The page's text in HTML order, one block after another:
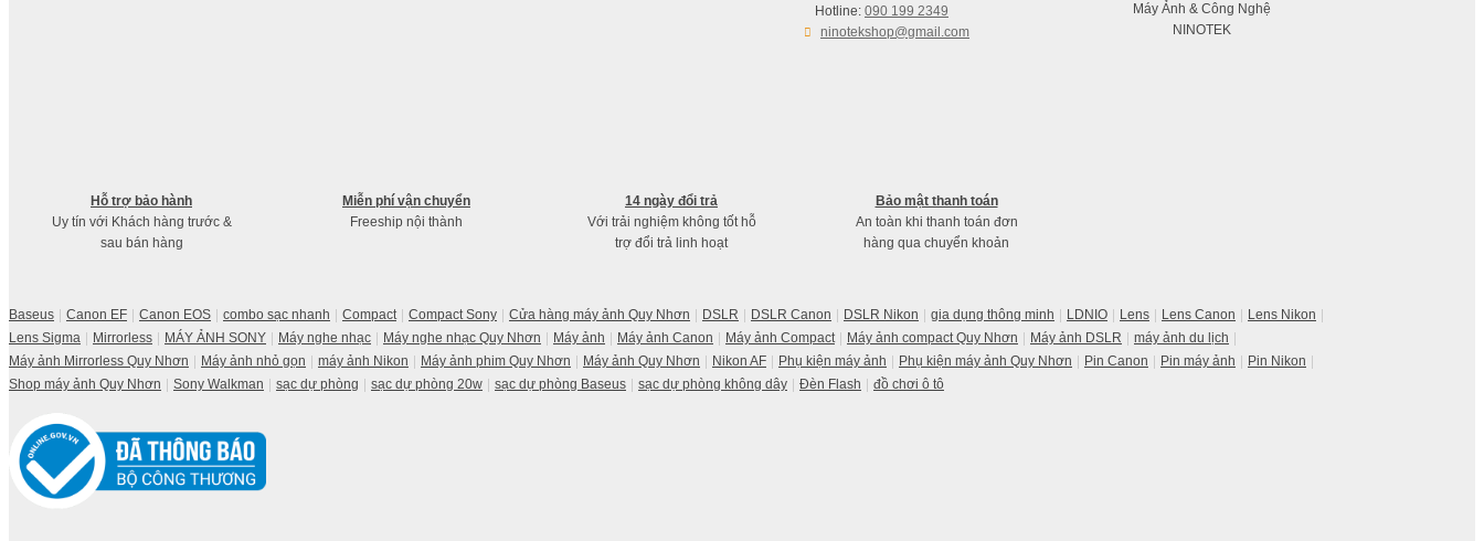
Hotline: 090 199 2349
ninotekshop@gmail.com
Máy Ảnh & Công Nghệ
NINOTEK
Hỗ trợ bảo hành
Uy tín với Khách hàng trước &
sau bán hàng
Miễn phí vận chuyển
Freeship nội thành
14 ngày đổi trả
Với trải nghiệm không tốt hỗ
trợ đổi trả linh hoạt
Bảo mật thanh toán
An toàn khi thanh toán đơn
hàng qua chuyển khoản
Baseus Canon EF Canon EOS combo sạc nhanh Compact Compact Sony Cửa hàng máy ảnh Quy Nhơn DSLR DSLR Canon DSLR Nikon gia dụng thông minh LDNIO Lens Lens Canon
Lens Nikon
Lens Sigma
Mirrorless MÁY ẢNH SONY Máy nghe nhạc Máy nghe nhạc Quy Nhơn Máy ảnh Máy ảnh Canon Máy ảnh Compact Máy ảnh compact Quy Nhơn Máy ảnh DSLR
máy ảnh du lịch
Máy ảnh Mirrorless Quy Nhơn
Máy ảnh nhỏ gọn máy ảnh Nikon Máy ảnh phim Quy Nhơn Máy ảnh Quy Nhơn Nikon AF Phụ kiện máy ảnh Phụ kiện máy ảnh Quy Nhơn Pin Canon Pin máy ảnh
Pin Nikon
Shop máy ảnh Quy Nhơn
Sony Walkman sạc dự phòng sạc dự phòng 20w sạc dự phòng Baseus sạc dự phòng không dây Đèn Flash đồ chơi ô tô